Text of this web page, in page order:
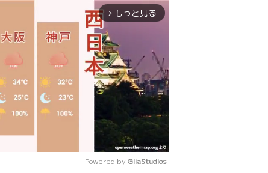
arrow_forward_ios もっと見る
Powered by GliaStudios